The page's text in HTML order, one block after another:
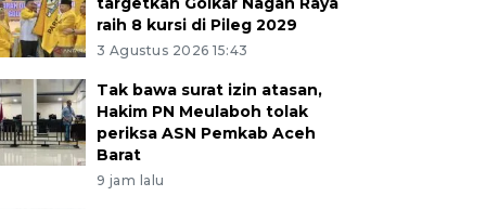
raih 8 kursi di Pileg 2029
3 Agustus 2026 15:43
Tak bawa surat izin atasan,
Hakim PN Meulaboh tolak
periksa ASN Pemkab Aceh
Barat
9 jam lalu